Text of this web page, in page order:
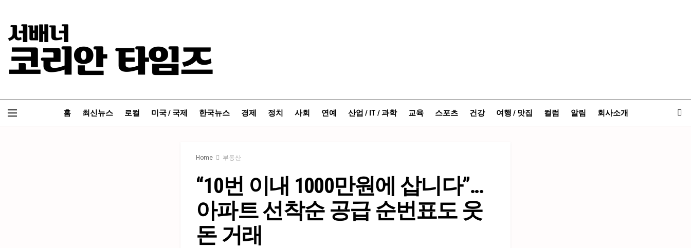
홈 최신뉴스 로컬 미국 / 국제 한국뉴스 경제 정치 사회 연예 산업 / IT / 과학 교육 스포츠 건강 여행 / 맛집 컬럼 알림 회사소개
Home 부동산
“10번 이내 1000만원에 삽니다”…
아파트 선착순 공급 순번표도 웃
돈 거래